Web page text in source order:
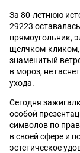
За 80-летнюю
29223
прямоугольник,
щелчком-кликом,
знаменитый
в мороз, не
ухода.
Сегодня
особой
символов по
в своей сфере и
эстетическое